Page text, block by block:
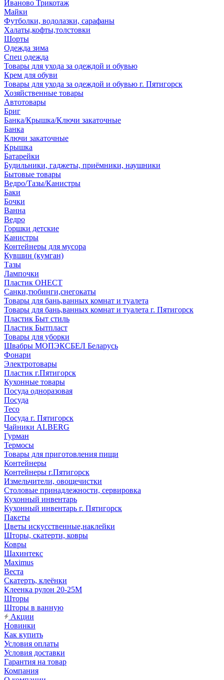
Иваново Трикотаж
Майки
Футболки, водолазки, сарафаны
Халаты,кофты,толстовки
Шорты
Одежда зима
Спец одежда
Товары для ухода за одеждой и обувью
Крем для обуви
Товары для ухода за одеждой и обувью г. Пятигорск
Хозяйственные товары
Автотовары
Бриг
Банка/Крышка/Ключи закаточные
Банка
Ключи закаточные
Крышка
Батарейки
Будильники, гаджеты, приёмники, наушники
Бытовые товары
Ведро/Тазы/Канистры
Баки
Бочки
Ванна
Ведро
Горшки детские
Канистры
Контейнеры для мусора
Кувшин (кумган)
Тазы
Лампочки
Пластик ОНЕСТ
Санки,тюбинги,снегокаты
Товары для бань,ванных комнат и туалета
Товары для бань,ванных комнат и туалета г. Пятигорск
Пластик Быт стиль
Пластик Бытпласт
Товары для уборки
Швабры МОПЭКСБЕЛ Беларусь
Фонари
Электротовары
Пластик г.Пятигорск
Кухонные товары
Посуда одноразовая
Посуда
Teco
Посуда г. Пятигорск
Чайники ALBERG
Гурман
Термосы
Товары для приготовления пищи
Контейнеры
Контейнеры г.Пятигорск
Измельчители, овощечистки
Столовые принадлежности, сервировка
Кухонный инвентарь
Кухонный инвентарь г. Пятигорск
Пакеты
Цветы искусственные,наклейки
Шторы, скатерти, ковры
Ковры
Шахинтекс
Maximus
Веста
Скатерть, клеёнки
Клеенка рулон 20-25М
Шторы
Шторы в ванную
Акции
Новинки
Как купить
Условия оплаты
Условия доставки
Гарантия на товар
Компания